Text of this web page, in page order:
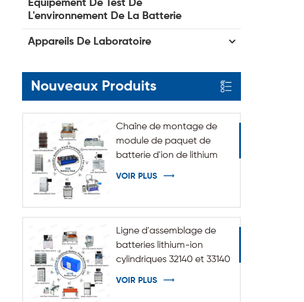
Équipement De Test De
L'environnement De La Batterie
Appareils De Laboratoire
Nouveaux Produits
Chaîne de montage de
module de paquet de
batterie d'ion de lithium
VOIR PLUS
Ligne d'assemblage de
batteries lithium-ion
cylindriques 32140 et 33140
VOIR PLUS